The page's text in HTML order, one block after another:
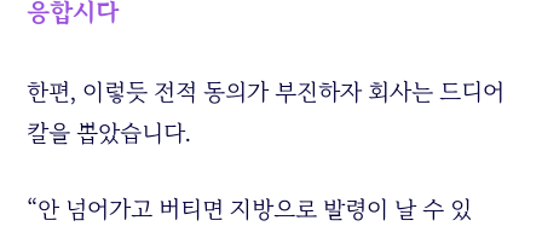
응합시다
한편, 이렇듯 전적 동의가 부진하자 회사는 드디어
칼을 뽑았습니다.
“안 넘어가고 버티면 지방으로 발령이 날 수 있